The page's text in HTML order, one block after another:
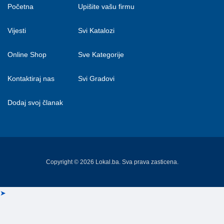
Početna
Vijesti
Online Shop
Kontaktiraj nas
Dodaj svoj članak
Upišite vašu firmu
Svi Katalozi
Sve Kategorije
Svi Gradovi
Copyright © 2026 Lokal.ba. Sva prava zasticena.
➤